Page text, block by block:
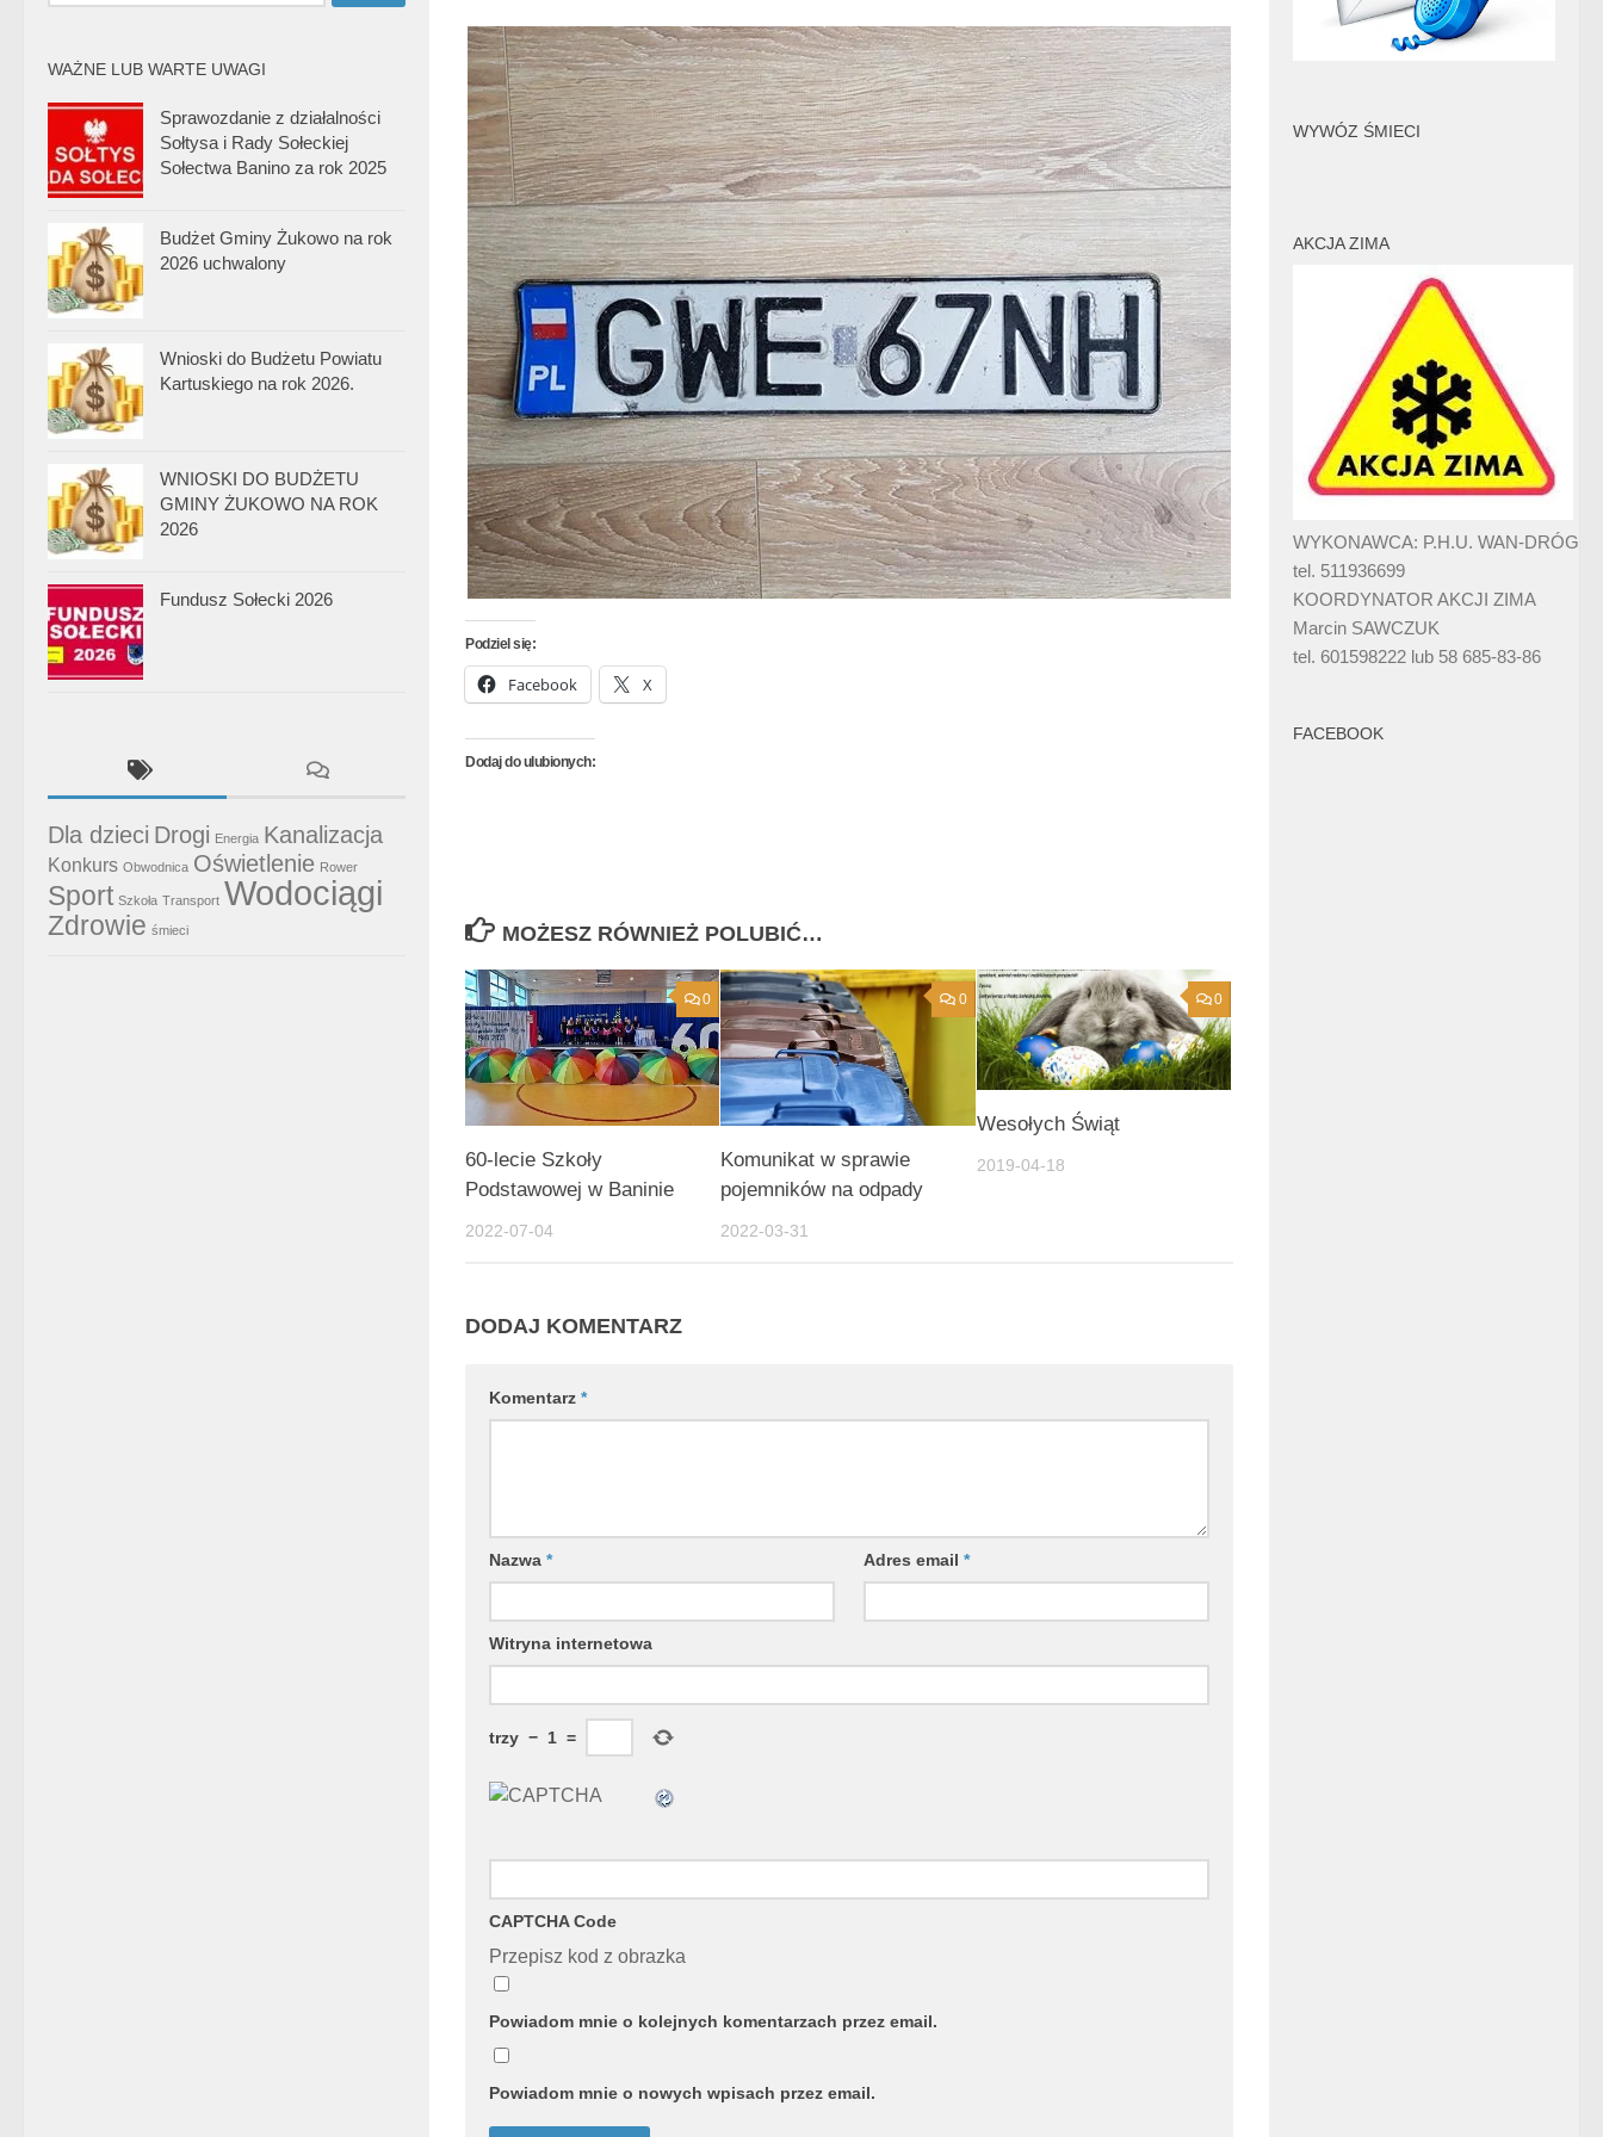
Podziel się:
Facebook X
Dodaj do ulubionych:
MOŻESZ RÓWNIEŻ POLUBIĆ…
0
60-lecie Szkoły
Podstawowej w Baninie
2022-07-04
0
Komunikat w sprawie
pojemników na odpady
2022-03-31
0
Wesołych Świąt
2019-04-18
DODAJ KOMENTARZ
Komentarz *
Nazwa * Adres email*
Witryna internetowa
trzy − 1 =
CAPTCHA Code
Przepisz kod z obrazka
Powiadom mnie o kolejnych komentarzach przez email.
Powiadom mnie o nowych wpisach przez email.
WAŻNE LUB WARTE UWAGI
Sprawozdanie z działalności
Sołtysa i Rady Sołeckiej
Sołectwa Banino za rok 2025
Budżet Gminy Żukowo na rok
2026 uchwalony
Wnioski do Budżetu Powiatu
Kartuskiego na rok 2026.
WNIOSKI DO BUDŻETU
GMINY ŻUKOWO NA ROK
2026
Fundusz Sołecki 2026
Dla dzieci Drogi Energia Kanalizacja
Konkurs Obwodnica Oświetlenie Rower
Sport Szkoła Transport Wodociągi
Zdrowie śmieci
WYWÓZ ŚMIECI
AKCJA ZIMA
WYKONAWCA: P.H.U. WAN-DRÓG
tel. 511936699
KOORDYNATOR AKCJI ZIMA
Marcin SAWCZUK
tel. 601598222 lub 58 685-83-86
FACEBOOK